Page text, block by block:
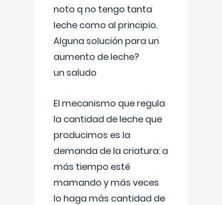
noto q no tengo tanta
leche como al principio.
Alguna solución para un
aumento de leche?
un saludo
El mecanismo que regula
la cantidad de leche que
producimos es la
demanda de la criatura: a
más tiempo esté
mamando y más veces
lo haga más cantidad de